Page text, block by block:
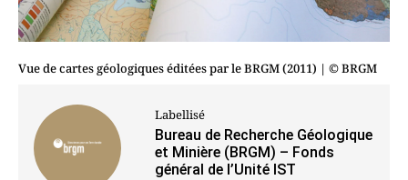
Vue de cartes géologiques éditées par le BRGM (2011) | © BRGM
Labellisé
Bureau de Recherche Géologique
et Minière (BRGM) – Fonds
général de l’Unité IST